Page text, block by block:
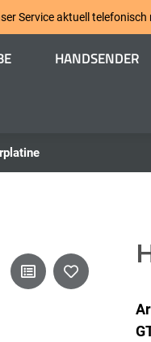
Service aktuell
HANDSENDER